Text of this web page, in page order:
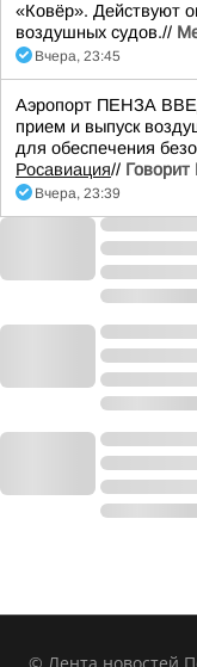
«Ковёр». Действуют
воздушных судов.//
Вчера, 23:45
Аэропорт ПЕНЗА
прием и выпуск
для обеспечения
Росавиация// Говорит
Вчера, 23:39